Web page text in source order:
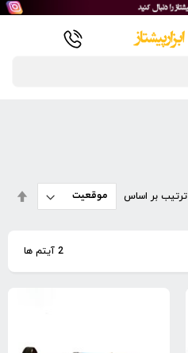
2 آیتم ها
ترتیب بر اساس